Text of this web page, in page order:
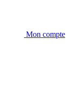
Mon compte